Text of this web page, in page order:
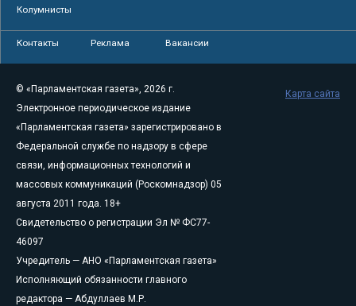
Колумнисты
Контакты Реклама Вакансии
© «Парламентская газета», 2026 г.
Электронное периодическое издание
«Парламентская газета» зарегистрировано в
Федеральной службе по надзору в сфере
связи, информационных технологий и
массовых коммуникаций (Роскомнадзор) 05
августа 2011 года. 18+
Свидетельство о регистрации Эл № ФС77-
46097
Учредитель — АНО «Парламентская газета»
Исполняющий обязанности главного
редактора — Абдуллаев М.Р.
Карта сайта